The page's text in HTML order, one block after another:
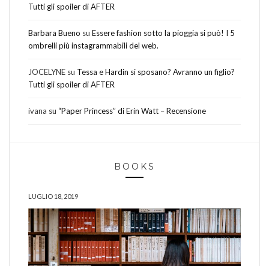
Tutti gli spoiler di AFTER
Barbara Bueno su Essere fashion sotto la pioggia si può! I 5
ombrelli più instagrammabili del web.
JOCELYNE su Tessa e Hardin si sposano? Avranno un figlio?
Tutti gli spoiler di AFTER
ivana su “Paper Princess” di Erin Watt – Recensione
BOOKS
LUGLIO 18, 2019